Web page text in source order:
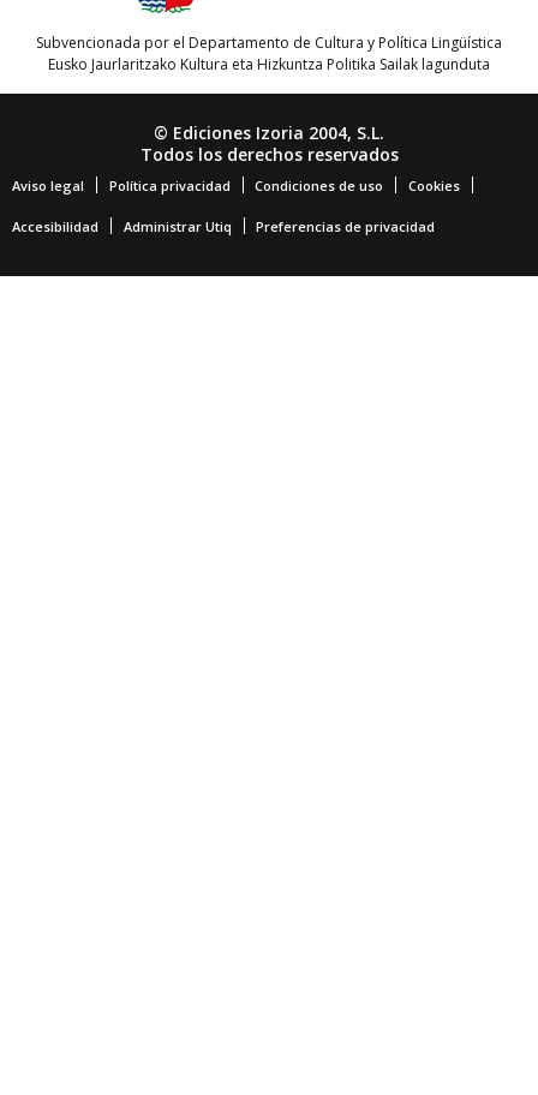
Subvencionada por el Departamento de Cultura y Política Lingüística
Eusko Jaurlaritzako Kultura eta Hizkuntza Politika Sailak lagunduta
© Ediciones Izoria 2004, S.L.
Todos los derechos reservados
Aviso legal Política privacidad Condiciones de uso Cookies
Accesibilidad Administrar Utiq Preferencias de privacidad